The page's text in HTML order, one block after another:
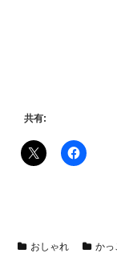
共有:
おしゃれ かっ